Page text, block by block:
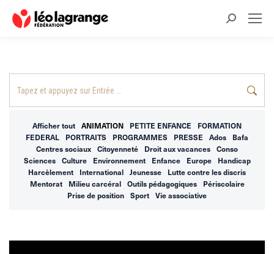
Recherche
Afficher tout ANIMATION PETITE ENFANCE
FORMATION
FEDERAL
PORTRAITS PROGRAMMES PRESSE Ados
Bafa
Centres sociaux
Citoyenneté Droit aux vacances
Conso
Sciences
Culture Environnement Enfance Europe
Handicap
Harcèlement
International Jeunesse
Lutte contre les discris
Mentorat
Milieu carcéral Outils pédagogiques
Périscolaire
Prise de position
Sport Vie associative